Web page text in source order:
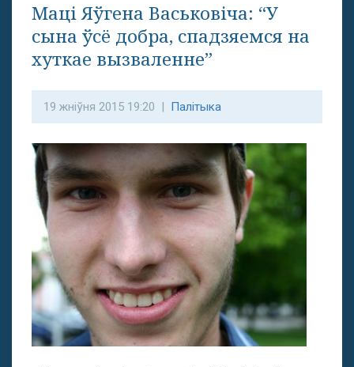
Маці Яўгена Васьковіча: “У
сына ўсё добра, спадзяемся на
хуткае вызваленне”
19 жніўня 2015 19:20 | Палітыка